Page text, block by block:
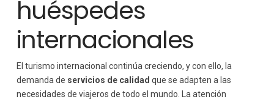
huéspedes
internacionales
El turismo internacional continúa creciendo, y con ello, la
demanda de servicios de calidad que se adapten a las
necesidades de viajeros de todo el mundo. La atención